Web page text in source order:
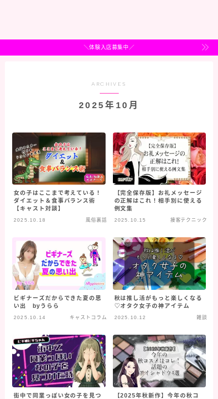
＼体験入店募集中／
ARCHIVES
2025年10月
女の子はここまで考えている！
ダイエット＆食事バランス術
【キャスト対談】
2025.10.18 風俗裏話
【完全保存版】お礼メッセージ
の正解はこれ！相手別に使える
例文集
2025.10.15 接客テクニック
ビギナーズだからできた夏の思
い出 byうらら
2025.10.14 キャストコラム
秋は推し活がもっと楽しくなる
♡オタク女子の神アイテム
2025.10.12 雑談
街中で同業っぽい女の子を見つ
【2025年秋新作】今年の秋コ